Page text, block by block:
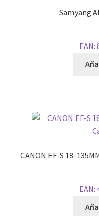
Samyang
EAN:
CANON EF-S 18-
EAN: